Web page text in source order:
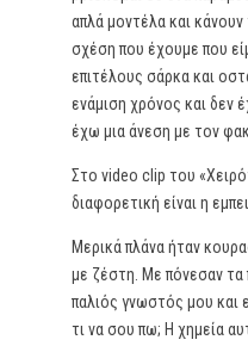
απλά μοντέλα και
σχέση που έχουμε που
επιτέλους σάρκα και
ενάμιση χρόνος και δεν
έχω μια άνεση με τον
Στο video clip του
διαφορετική είναι η
Μερικά πλάνα ήταν
με ζέστη. Με πόνεσαν τα
παλιός γνωστός μου και
τι να σου πω; Η χημεία